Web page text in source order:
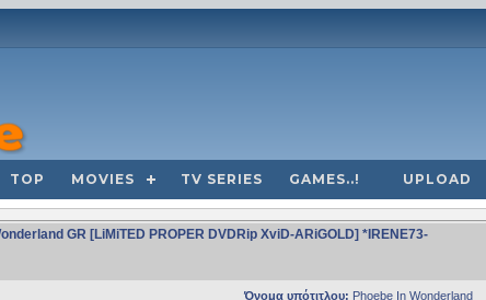
TOP MOVIES TV SERIES GAMES..! UPLOAD
GR [LiMiTED PROPER DVDRip XviD-ARiGOLD] *IRENE73-
Όνομα υπότιτλου: Phoebe In Wonderland